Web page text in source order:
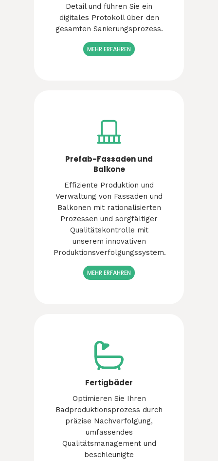
Detail und führen Sie ein
digitales Protokoll über den
gesamten Sanierungsprozess.
MEHR ERFAHREN
Prefab-Fassaden und
Balkone
Effiziente Produktion und
Verwaltung von Fassaden und
Balkonen mit rationalisierten
Prozessen und sorgfältiger
Qualitätskontrolle mit
unserem innovativen
Produktionsverfolgungssystem.
MEHR ERFAHREN
Fertigbäder
Optimieren Sie Ihren
Badproduktionsprozess durch
präzise Nachverfolgung,
umfassendes
Qualitätsmanagement und
beschleunigte